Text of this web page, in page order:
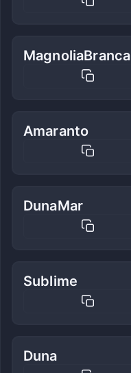
MagnoliaBranca
Amaranto
DunaMar
Sublime
Duna